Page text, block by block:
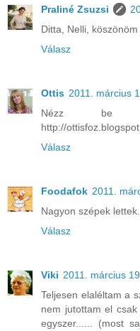
Praliné Zsuzsi
Ditta, Nelli,
Válasz
Ottis 2011. március
Nézz be
http://
Válasz
Foodafok 2011.
Nagyon szépek lettek.
Válasz
Viki 2011. március
Teljesen elaléltam a
nem jutottam el
egyszer...... (most